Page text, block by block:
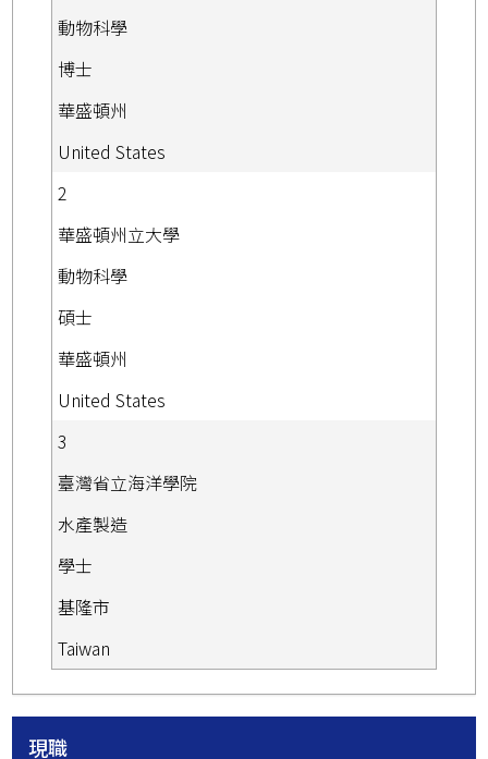
動物科學
博士
華盛頓州
United States
2
華盛頓州立大學
動物科學
碩士
華盛頓州
United States
3
臺灣省立海洋學院
水產製造
學士
基隆市
Taiwan
現職